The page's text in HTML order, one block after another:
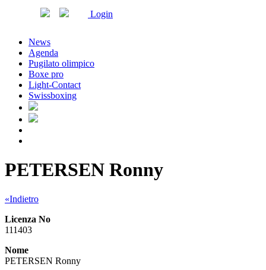
Login
News
Agenda
Pugilato olimpico
Boxe pro
Light-Contact
Swissboxing
PETERSEN Ronny
«Indietro
Licenza No
111403
Nome
PETERSEN Ronny